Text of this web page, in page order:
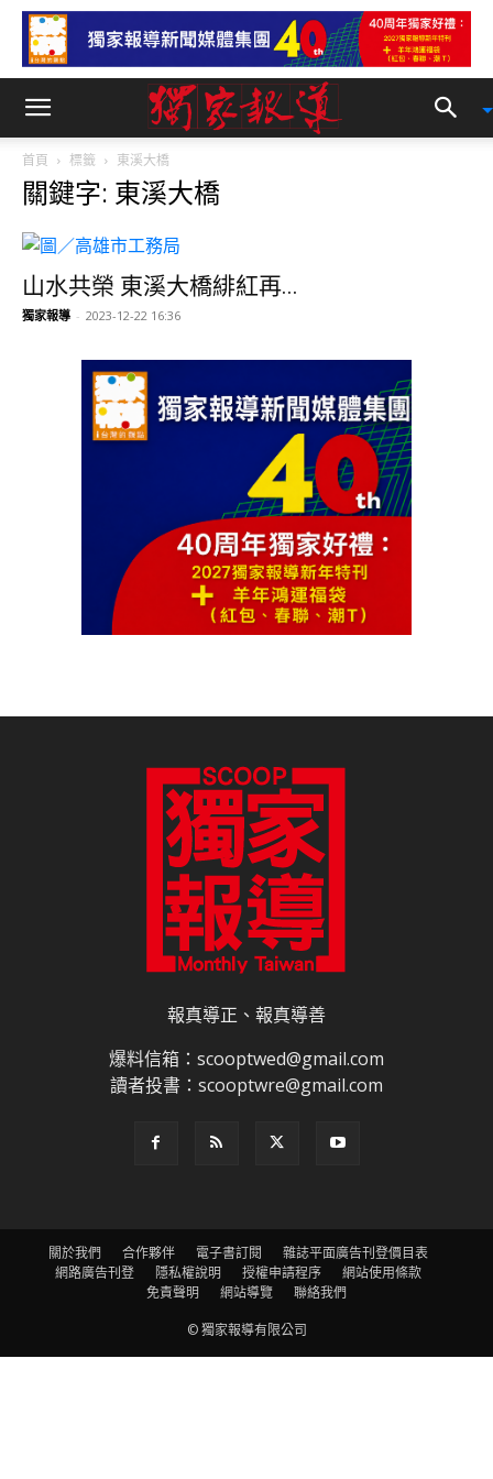
首頁 標籤 東溪大橋
關鍵字: 東溪大橋
山水共榮 東溪大橋緋紅再...
獨家報導 - 2023-12-22 16:36
報真導正、報真導善
爆料信箱：scooptwed@gmail.com
讀者投書：scooptwre@gmail.com
關於我們 合作夥伴 電子書訂閱
雜誌平面廣告刊登價目表
網路廣告刊登
隱私權說明 授權申請程序
網站使用條款
免責聲明
網站導覽
聯絡我們
© 獨家報導有限公司